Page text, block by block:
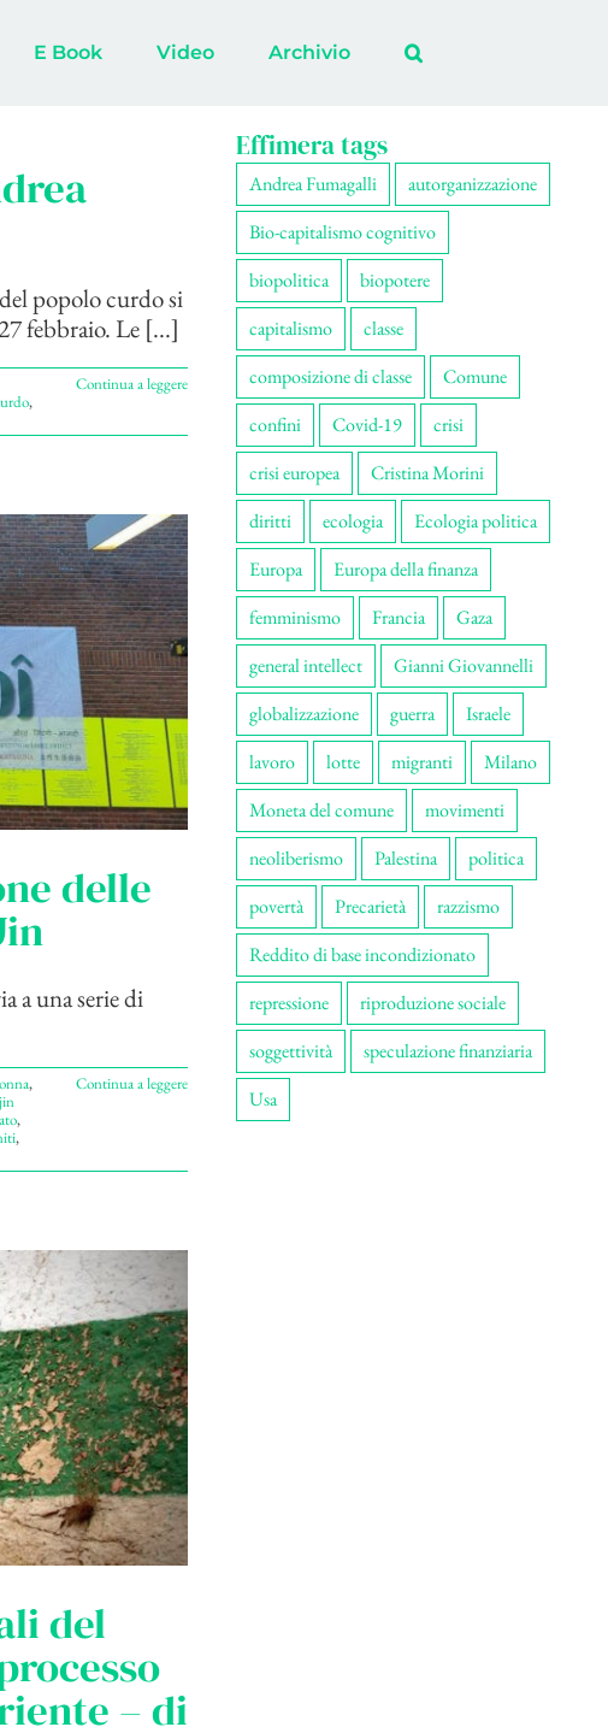
E Book Video Archivio
popolo curdo si
febbraio. Le [...]
,
Continua a leggere
delle
a una serie di
,
jin
,
,
Continua a leggere
del
– di
Effimera tags
Andrea Fumagalli
autorganizzazione
Bio-capitalismo cognitivo
biopolitica
biopotere
capitalismo
classe
composizione di classe
Comune
confini
Covid-19
crisi
crisi europea
Cristina Morini
diritti
ecologia
Ecologia politica
Europa
Europa della finanza
femminismo
Francia
Gaza
general intellect
Gianni Giovannelli
globalizzazione
guerra
Israele
lavoro
lotte migranti
Milano
Moneta del comune
movimenti
neoliberismo
Palestina
politica
povertà
Precarietà
razzismo
Reddito di base incondizionato
repressione
riproduzione sociale
soggettività
speculazione finanziaria
Usa